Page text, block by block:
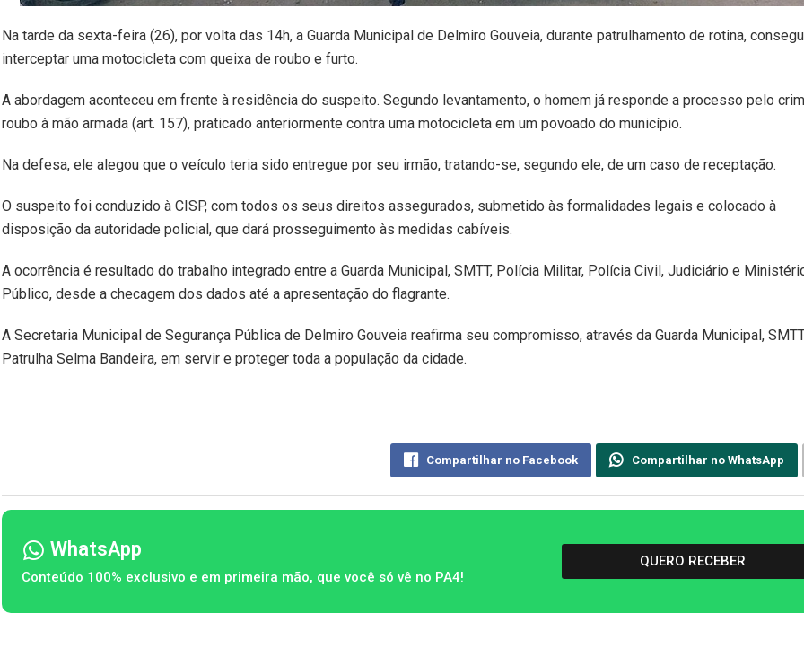
Na tarde da sexta-feira (26), por volta das 14h, a Guarda Municipal de Delmiro Gouveia, durante patrulhamento de rotina,
interceptar uma motocicleta com queixa de roubo e furto.
A abordagem aconteceu em frente à residência do suspeito. Segundo levantamento, o homem já responde a processo pelo
roubo à mão armada (art. 157), praticado anteriormente contra uma motocicleta em um povoado do município.
Na defesa, ele alegou que o veículo teria sido entregue por seu irmão, tratando-se, segundo ele, de um caso de receptação.
O suspeito foi conduzido à CISP, com todos os seus direitos assegurados, submetido às formalidades legais e colocado à
disposição da autoridade policial, que dará prosseguimento às medidas cabíveis.
A ocorrência é resultado do trabalho integrado entre a Guarda Municipal, SMTT, Polícia Militar, Polícia Civil, Judiciário e
Público, desde a checagem dos dados até a apresentação do flagrante.
A Secretaria Municipal de Segurança Pública de Delmiro Gouveia reafirma seu compromisso, através da Guarda Municipal,
Patrulha Selma Bandeira, em servir e proteger toda a população da cidade.
Compartilhar no Facebook Compartilhar no WhatsApp
WhatsApp
Conteúdo 100% exclusivo e em primeira mão, que você só vê no PA4!
QUERO RECEBER